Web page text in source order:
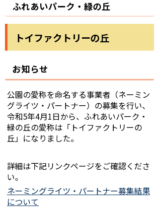
ふれあいパーク・緑の丘
トイファクトリーの丘
お知らせ
公園の愛称を命名する事業者（ネーミン
グライツ・パートナー）の募集を行い、
令和5年4月1日から、ふれあいパーク・
緑の丘の愛称は「トイファクトリーの
丘」になりました。
詳細は下記リンクページをご確認くださ
い。
ネーミングライツ・パートナー募集結果
について